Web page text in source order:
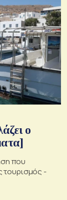
ο
που
τουρισμός -